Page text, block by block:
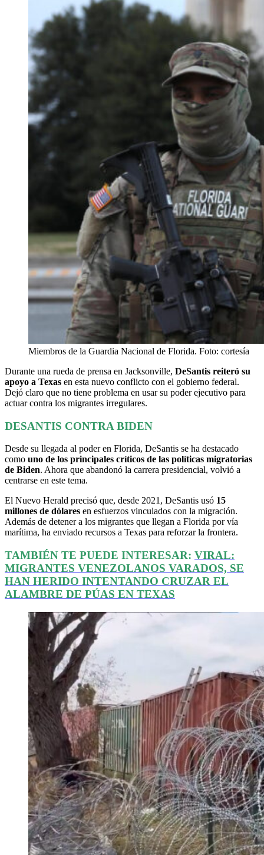
Miembros de la Guardia Nacional de Florida. Foto: cortesía
Durante una rueda de prensa en Jacksonville, DeSantis reiteró su
apoyo a Texas en esta nuevo conflicto con el gobierno federal.
Dejó claro que no tiene problema en usar su poder ejecutivo para
actuar contra los migrantes irregulares.
DESANTIS CONTRA BIDEN
Desde su llegada al poder en Florida, DeSantis se ha destacado
como uno de los principales críticos de las políticas migratorias
de Biden. Ahora que abandonó la carrera presidencial, volvió a
centrarse en este tema.
El Nuevo Herald precisó que, desde 2021, DeSantis usó 15
millones de dólares en esfuerzos vinculados con la migración.
Además de detener a los migrantes que llegan a Florida por vía
marítima, ha enviado recursos a Texas para reforzar la frontera.
TAMBIÉN TE PUEDE INTERESAR: VIRAL:
MIGRANTES VENEZOLANOS VARADOS, SE
HAN HERIDO INTENTANDO CRUZAR EL
ALAMBRE DE PÚAS EN TEXAS